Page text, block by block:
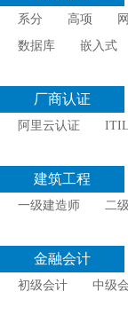
系分 高项
数据库
嵌入式
厂商认证
阿里云认证 ITIL
建筑工程
一级建造师 二
金融会计
初级会计 中级